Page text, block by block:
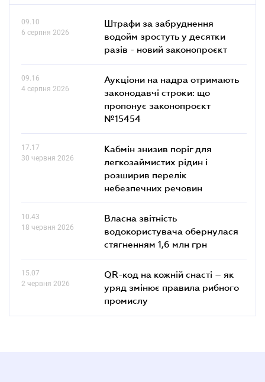
09.10
6 серпня 2026
Штрафи за забруднення
водойм зростуть у десятки
разів - новий законопроєкт
09.16
4 серпня 2026
Аукціони на надра отримають
законодавчі строки: що
пропонує законопроєкт
№15454
17.17
30 червня 2026
Кабмін знизив поріг для
легкозаймистих рідин і
розширив перелік
небезпечних речовин
10.43
18 червня 2026
Власна звітність
водокористувача обернулася
стягненням 1,6 млн грн
15.07
2 червня 2026
QR-код на кожній снасті – як
уряд змінює правила рибного
промислу